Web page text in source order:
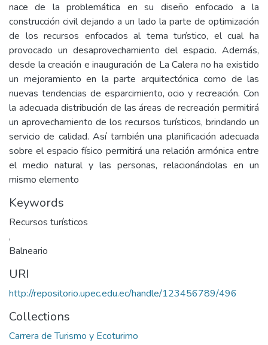
nace de la problemática en su diseño enfocado a la
construcción civil dejando a un lado la parte de optimización
de los recursos enfocados al tema turístico, el cual ha
provocado un desaprovechamiento del espacio. Además,
desde la creación e inauguración de La Calera no ha existido
un mejoramiento en la parte arquitectónica como de las
nuevas tendencias de esparcimiento, ocio y recreación. Con
la adecuada distribución de las áreas de recreación permitirá
un aprovechamiento de los recursos turísticos, brindando un
servicio de calidad. Así también una planificación adecuada
sobre el espacio físico permitirá una relación armónica entre
el medio natural y las personas, relacionándolas en un
mismo elemento
Keywords
Recursos turísticos
,
Balneario
URI
http://repositorio.upec.edu.ec/handle/123456789/496
Collections
Carrera de Turismo y Ecoturimo